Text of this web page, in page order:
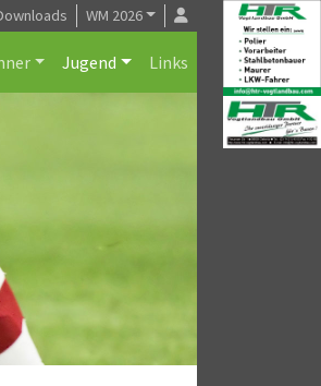
WM 2026
Jugend Links